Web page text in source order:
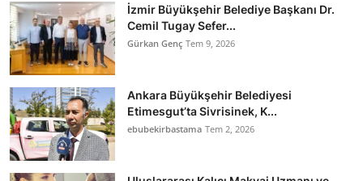
İzmir Büyükşehir Belediye Başkanı Dr.
Cemil Tugay Sefer...
Gürkan Genç Tem 9, 2026
Ankara Büyükşehir Belediyesi
Etimesgut’ta Sivrisinek, K...
ebubekirbastama Tem 2, 2026